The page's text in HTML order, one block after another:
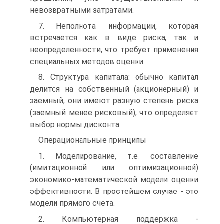
невозвратными затратами.
7. Неполнота информации, которая
встречается как в виде риска, так и
неопределенности, что требует применения
специальных методов оценки.
8. Структура капитала: обычно капитал
делится на собственный (акционерный) и
заемный, они имеют разную степень риска
(заемный менее рисковый), что определяет
выбор нормы дисконта.
Операциональные принципы
1. Моделирование, т.е. составление
(имитационной или оптимизационной)
экономико-математической модели оценки
эффективности. В простейшем случае - это
модели прямого счета.
2. Компьютерная поддержка -